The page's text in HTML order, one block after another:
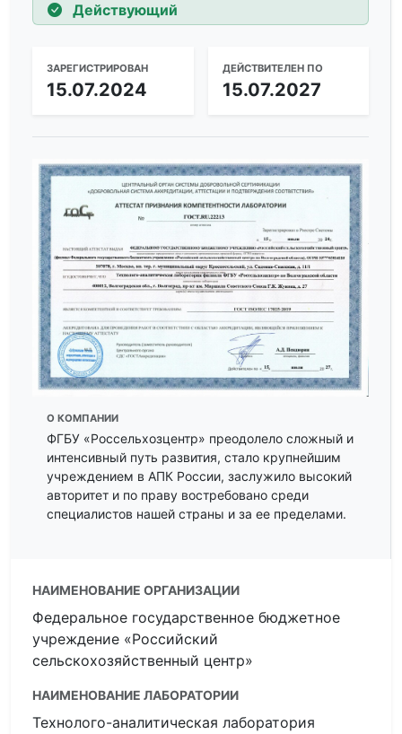
Действующий
ЗАРЕГИСТРИРОВАН
15.07.2024
ДЕЙСТВИТЕЛЕН ПО
15.07.2027
О КОМПАНИИ
ФГБУ «Россельхозцентр» преодолело сложный и
интенсивный путь развития, стало крупнейшим
учреждением в АПК России, заслужило высокий
авторитет и по праву востребовано среди
специалистов нашей страны и за ее пределами.
НАИМЕНОВАНИЕ ОРГАНИЗАЦИИ
Федеральное государственное бюджетное
учреждение «Российский
сельскохозяйственный центр»
НАИМЕНОВАНИЕ ЛАБОРАТОРИИ
Технолого-аналитическая лаборатория